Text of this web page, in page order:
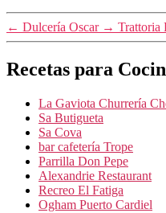
← Dulcería Oscar → Trattoria
Recetas para
La Gaviota Churrería
Sa Butigueta
Sa Cova
bar cafetería Trope
Parrilla Don Pepe
Alexandrie Restaurant
Recreo El Fatiga
Ogham Puerto Cardiel